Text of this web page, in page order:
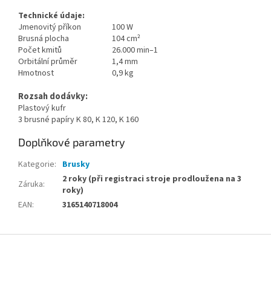
Technické údaje:
Jmenovitý příkon
100 W
Brusná plocha
104 cm²
Počet kmitů
26.000 min–1
Orbitální průměr
1,4 mm
Hmotnost
0,9 kg
Rozsah dodávky:
Plastový kufr
3 brusné papíry K 80, K 120, K 160
Doplňkové parametry
Kategorie: Brusky
Záruka:
2 roky (při registraci stroje prodloužena na 3
roky)
EAN: 3165140718004